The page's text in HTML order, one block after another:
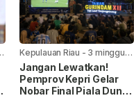
Kepulauan Riau - 3 minggu
yang lalu
Jangan Lewatkan!
Pemprov Kepri Gelar
Nobar Final Piala Dunia